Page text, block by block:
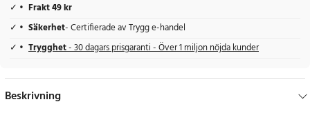
Frakt 49 kr
Säkerhet- Certifierade av Trygg e-handel
Trygghet- 30 dagars prisgaranti - Över 1 miljon nöjda kunder
Beskrivning